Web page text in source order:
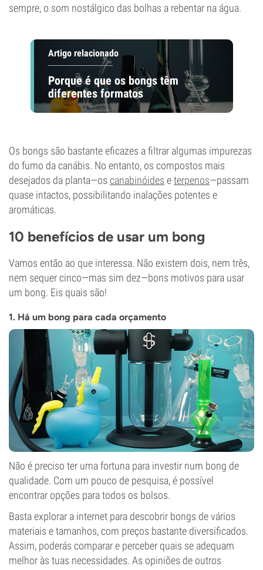
sempre, o som nostálgico das bolhas a rebentar na água.
Artigo relacionado
Porque é que os bongs têm
diferentes formatos
Os bongs são bastante eficazes a filtrar algumas impurezas
do fumo da canábis. No entanto, os compostos mais
desejados da planta—os canabinóides eterpenos—passam
quase intactos, possibilitando inalações potentes e
aromáticas.
10 benefícios de usar um bong
Vamos então ao que interessa. Não existem dois, nem três,
nem sequer cinco—mas sim dez—bons motivos para usar
um bong. Eis quais são!
1. Há um bong para cada orçamento
Não é preciso ter uma fortuna para investir num bong de
qualidade. Com um pouco de pesquisa, é possível
encontrar opções para todos os bolsos.
Basta explorar a internet para descobrir bongs de vários
materiais e tamanhos, com preços bastante diversificados.
Assim, poderás comparar e perceber quais se adequam
melhor às tuas necessidades. As opiniões de outros